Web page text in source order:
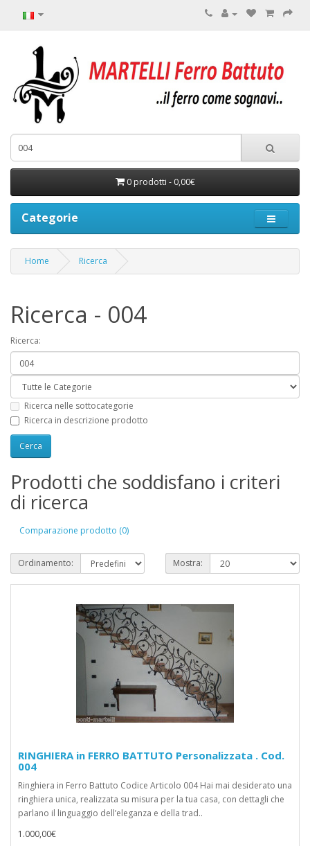
0 prodotti - 0,00€
Categorie
Home Ricerca
Ricerca - 004
Ricerca:
Ricerca nelle sottocategorie
Ricerca in descrizione prodotto
Prodotti che soddisfano i criteri
di ricerca
Comparazione prodotto (0)
Ordinamento: Mostra:
RINGHIERA in FERRO BATTUTO Personalizzata . Cod.
004
Ringhiera in Ferro Battuto Codice Articolo 004 Hai mai desiderato una
ringhiera unica, realizzata su misura per la tua casa, con dettagli che
parlano il linguaggio dell’eleganza e della trad..
1.000,00€